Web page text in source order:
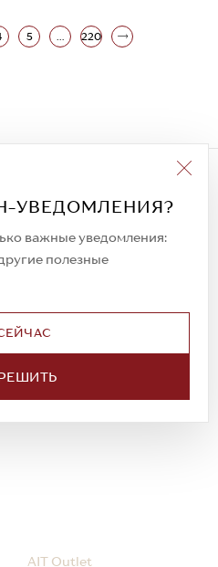
5 ... 220
УВЕДОМЛЕНИЯ?
важные уведомления:
полезные
акций и
Обмен и возврат
Каспи-Ред
AIT Outlet